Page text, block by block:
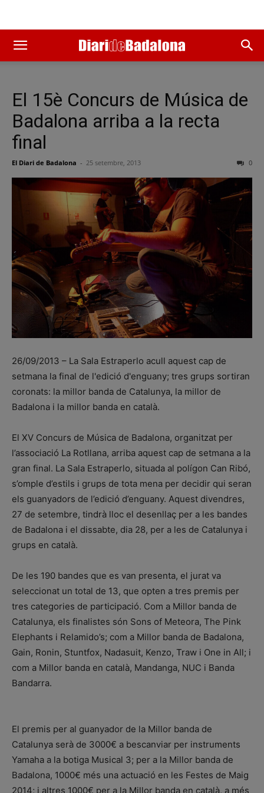
El 15è Concurs de Música de
Badalona arriba a la recta
final
El Diari de Badalona - 25 setembre, 2013 0
26/09/2013 – La Sala Estraperlo acull aquest cap de
setmana la final de l'edició d'enguany; tres grups sortiran
coronats: la millor banda de Catalunya, la millor de
Badalona i la millor banda en català.
El XV Concurs de Música de Badalona, organitzat per
l’associació La Rotllana, arriba aquest cap de setmana a la
gran final. La Sala Estraperlo, situada al polígon Can Ribó,
s’omple d’estils i grups de tota mena per decidir qui seran
els guanyadors de l’edició d’enguany. Aquest divendres,
27 de setembre, tindrà lloc el desenllaç per a les bandes
de Badalona i el dissabte, dia 28, per a les de Catalunya i
grups en català.
De les 190 bandes que es van presenta, el jurat va
seleccionat un total de 13, que opten a tres premis per
tres categories de participació. Com a Millor banda de
Catalunya, els finalistes són Sons of Meteora, The Pink
Elephants i Relamido’s; com a Millor banda de Badalona,
Gain, Ronin, Stuntfox, Nadasuit, Kenzo, Traw i One in All; i
com a Millor banda en català, Mandanga, NUC i Banda
Bandarra.
El premis per al guanyador de la Millor banda de
Catalunya serà de 3000€ a bescanviar per instruments
Yamaha a la botiga Musical 3; per a la Millor banda de
Badalona, 1000€ més una actuació en les Festes de Maig
2014; i altres 1000€ per a la Millor banda en català, a més